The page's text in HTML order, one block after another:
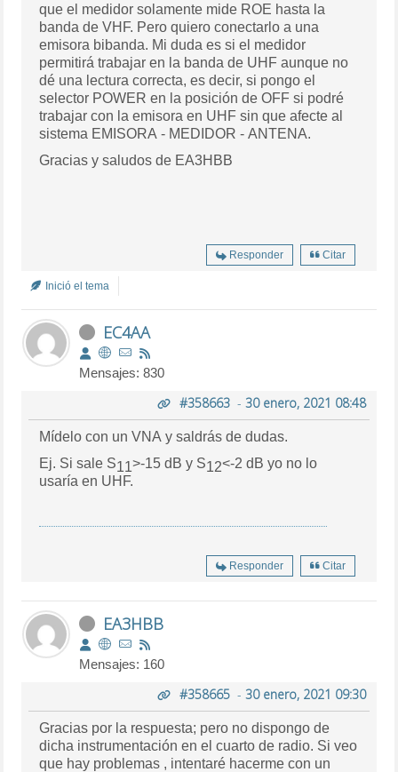
que el medidor solamente mide ROE hasta la
banda de VHF. Pero quiero conectarlo a una
emisora bibanda. Mi duda es si el medidor
permitirá trabajar en la banda de UHF aunque no
dé una lectura correcta, es decir, si pongo el
selector POWER en la posición de OFF si podré
trabajar con la emisora en UHF sin que afecte al
sistema EMISORA - MEDIDOR - ANTENA.
Gracias y saludos de EA3HBB
Responder Citar
Inició el tema
EC4AA
Mensajes: 830
#358663- 30 enero, 2021 08:48
Mídelo con un VNA y saldrás de dudas.
Ej. Si sale S11>-15 dB y S12<-2 dB yo no lo
usaría en UHF.
Responder Citar
EA3HBB
Mensajes: 160
#358665- 30 enero, 2021 09:30
Gracias por la respuesta; pero no dispongo de
dicha instrumentación en el cuarto de radio. Si veo
que hay problemas , intentaré hacerme con un